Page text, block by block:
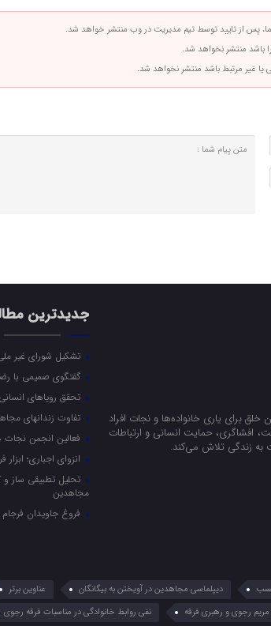
پس از تایید توسط تیم مدیریت در وب منتشر خواهد شد.
باشد منتشر نخواهد شد.
یا غیر مرتبط باشد منتشر نخواهد شد.
برای یاری خانواده‌ها و نجات افراد
افشاگری، حمایت انسانی و ارتباطات
به زندگی تلاش می‌کند.
جدیدترین
تشکیل شورای غیر
گفتگوی صمیمی با
تحقق رویاهای
تفاوت زندانهای
فعالین انجمن نجات
انزوای اجباری؛
تحلیل تطبیقی ساز و
مجاهدین
فروغ جاویدان
دیپلماسی مجاهدین در آویختن به بیگانگان عناوین برتر
رجوی و رهبری فرقه نفی روابط خانوادگی در مناسبات فرقه رجوی